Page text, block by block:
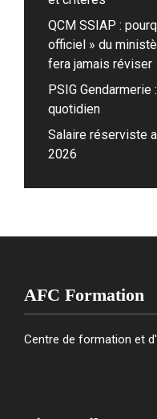
QCM SSIAP :
officiel » du
fera jamais réviser
PSIG
quotidien
Salaire réserviste
2026
AFC Formation
Centre de formation et